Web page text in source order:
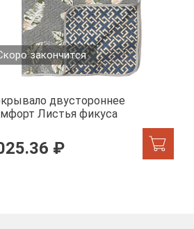
закончится
двустороннее
Листья фикуса
₽